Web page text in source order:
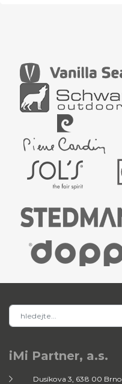
iMi Partner, a.s.
Dusíkova 3, 638 00 Brno